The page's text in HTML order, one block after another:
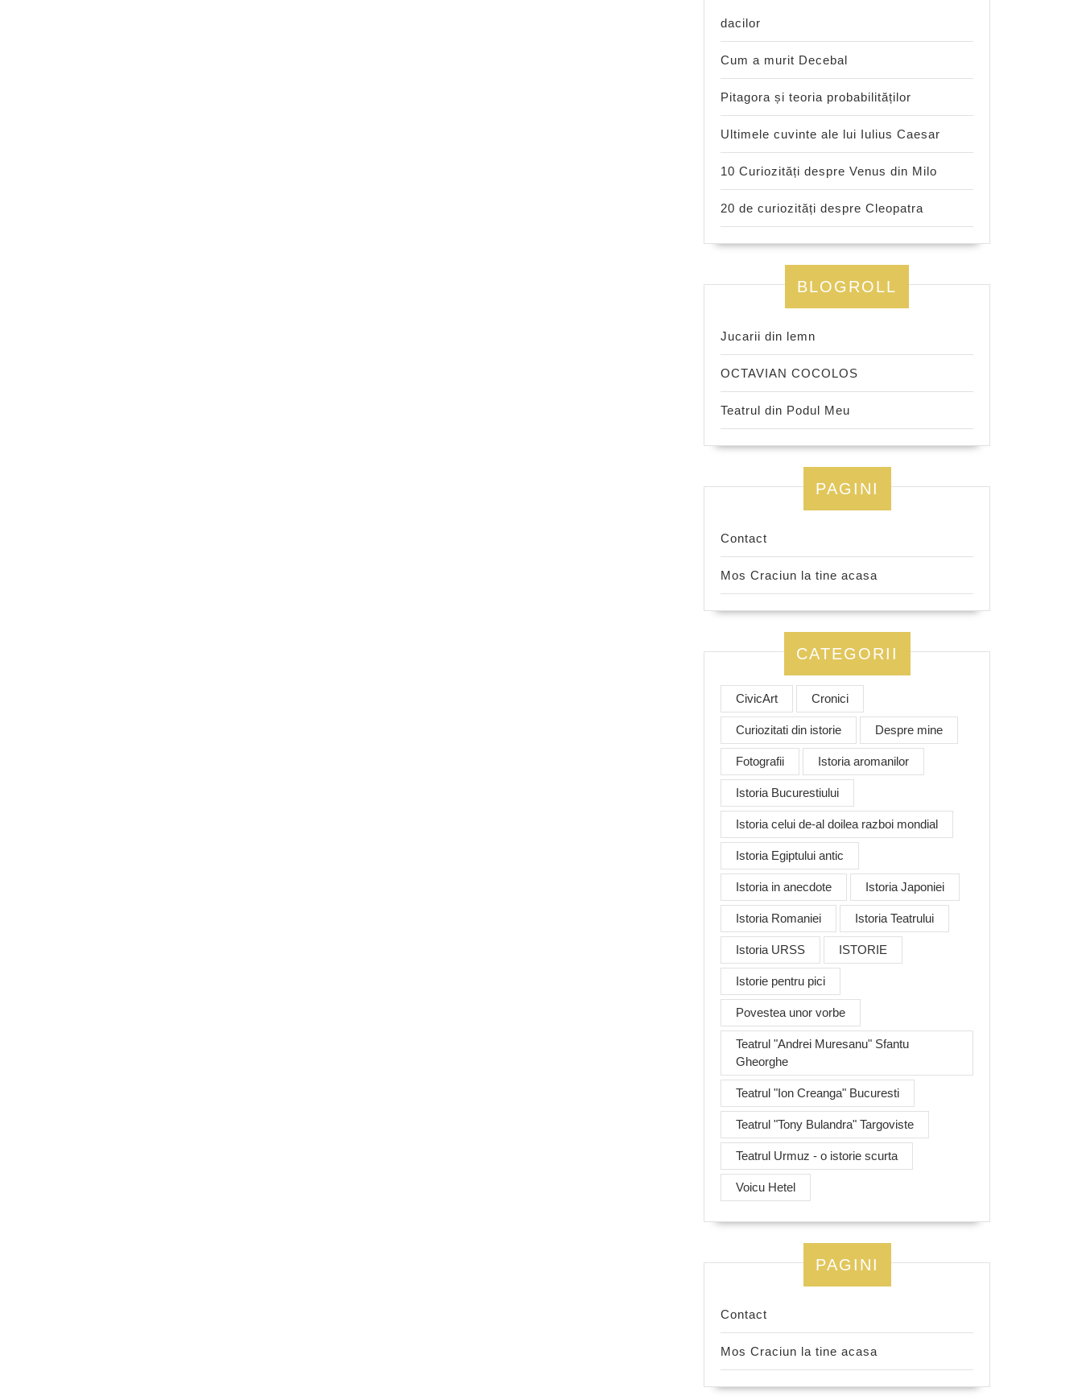
dacilor
Cum a murit Decebal
Pitagora și teoria probabilităților
Ultimele cuvinte ale lui Iulius Caesar
10 Curiozități despre Venus din Milo
20 de curiozități despre Cleopatra
BLOGROLL
Jucarii din lemn
OCTAVIAN COCOLOS
Teatrul din Podul Meu
PAGINI
Contact
Mos Craciun la tine acasa
CATEGORII
CivicArt Cronici
Curiozitati din istorie Despre mine
Fotografii Istoria aromanilor
Istoria Bucurestiului
Istoria celui de-al doilea razboi mondial
Istoria Egiptului antic
Istoria in anecdote Istoria Japoniei
Istoria Romaniei Istoria Teatrului
Istoria URSS ISTORIE
Istorie pentru pici
Povestea unor vorbe
Teatrul "Andrei Muresanu" Sfantu
Gheorghe
Teatrul "Ion Creanga" Bucuresti
Teatrul "Tony Bulandra" Targoviste
Teatrul Urmuz - o istorie scurta
Voicu Hetel
PAGINI
Contact
Mos Craciun la tine acasa